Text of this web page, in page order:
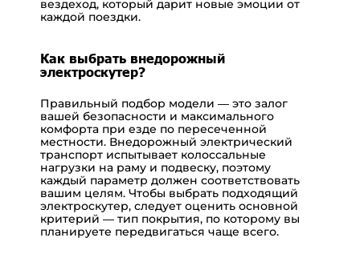
вездеход, который дарит новые эмоции от
каждой поездки.
Как выбрать внедорожный
электроскутер?
Правильный подбор модели — это залог
вашей безопасности и максимального
комфорта при езде по пересеченной
местности. Внедорожный электрический
транспорт испытывает колоссальные
нагрузки на раму и подвеску, поэтому
каждый параметр должен соответствовать
вашим целям. Чтобы выбрать подходящий
электроскутер, следует оценить основной
критерий — тип покрытия, по которому вы
планируете передвигаться чаще всего.